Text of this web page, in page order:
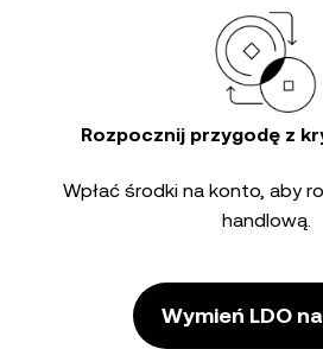
Rozpocznij przygodę z
Wpłać środki na konto, aby
handlową.
Wymień LDO